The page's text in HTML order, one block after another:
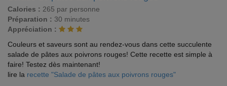
Calories : 265 par personne
Préparation : 30 minutes
Appréciation :
Couleurs et saveurs sont au rendez-vous dans cette succulente
salade de pâtes aux poivrons rouges! Cette recette est simple à
faire! Testez dès maintenant!
lire la recette "Salade de pâtes aux poivrons rouges"